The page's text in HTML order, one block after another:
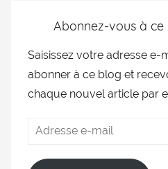
Abonnez-vous à
Saisissez votre adresse e-
abonner à ce blog et
chaque nouvel article par